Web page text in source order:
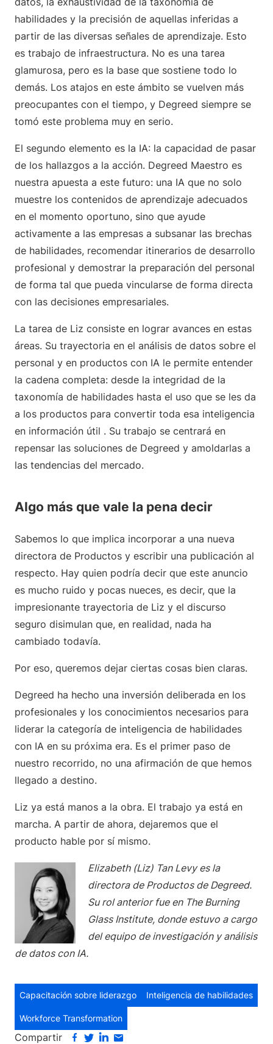
habilidades y la precisión de aquellas inferidas a
partir de las diversas señales de aprendizaje. Esto
es trabajo de infraestructura. No es una tarea
glamurosa, pero es la base que sostiene todo lo
demás. Los atajos en este ámbito se vuelven más
preocupantes con el tiempo, y Degreed siempre se
tomó este problema muy en serio.
El segundo elemento es la IA: la capacidad de pasar
de los hallazgos a la acción. Degreed Maestro es
nuestra apuesta a este futuro: una IA que no solo
muestre los contenidos de aprendizaje adecuados
en el momento oportuno, sino que ayude
activamente a las empresas a subsanar las brechas
de habilidades, recomendar itinerarios de desarrollo
profesional y demostrar la preparación del personal
de forma tal que pueda vincularse de forma directa
con las decisiones empresariales.
La tarea de Liz consiste en lograr avances en estas
áreas. Su trayectoria en el análisis de datos sobre el
personal y en productos con IA le permite entender
la cadena completa: desde la integridad de la
taxonomía de habilidades hasta el uso que se les da
a los productos para convertir toda esa inteligencia
en información útil . Su trabajo se centrará en
repensar las soluciones de Degreed y amoldarlas a
las tendencias del mercado.
Algo más que vale la pena decir
Sabemos lo que implica incorporar a una nueva
directora de Productos y escribir una publicación al
respecto. Hay quien podría decir que este anuncio
es mucho ruido y pocas nueces, es decir, que la
impresionante trayectoria de Liz y el discurso
seguro disimulan que, en realidad, nada ha
cambiado todavía.
Por eso, queremos dejar ciertas cosas bien claras.
Degreed ha hecho una inversión deliberada en los
profesionales y los conocimientos necesarios para
liderar la categoría de inteligencia de habilidades
con IA en su próxima era. Es el primer paso de
nuestro recorrido, no una afirmación de que hemos
llegado a destino.
Liz ya está manos a la obra. El trabajo ya está en
marcha. A partir de ahora, dejaremos que el
producto hable por sí mismo.
Elizabeth (Liz) Tan Levy es la
directora de Productos de Degreed.
Su rol anterior fue en The Burning
Glass Institute, donde estuvo a cargo
del equipo de investigación y análisis
de datos con IA.
Capacitación sobre liderazgo Inteligencia de habilidades
Workforce Transformation
Compartir